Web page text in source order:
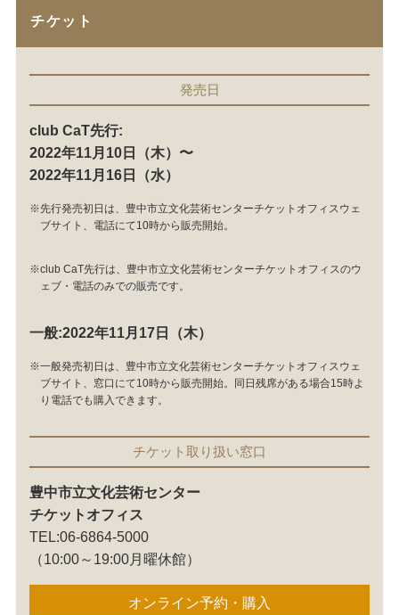
チケット
発売日
club CaT先行:
2022年11月10日（木）〜
2022年11月16日（水）
※先行発売初日は、豊中市立文化芸術センターチケットオフィスウェ
ブサイト、電話にて10時から販売開始。
※club CaT先行は、豊中市立文化芸術センターチケットオフィスのウ
ェブ・電話のみでの販売です。
一般:2022年11月17日（木）
※一般発売初日は、豊中市立文化芸術センターチケットオフィスウェ
ブサイト、窓口にて10時から販売開始。同日残席がある場合15時よ
り電話でも購入できます。
チケット取り扱い窓口
豊中市立文化芸術センター
チケットオフィス
TEL:06-6864-5000
（10:00～19:00月曜休館）
オンライン予約・購入